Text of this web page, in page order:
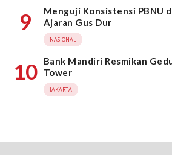
9
Menguji Konsistensi PBNU
Ajaran Gus Dur
NASIONAL
10
Bank Mandiri Resmikan
Tower
JAKARTA